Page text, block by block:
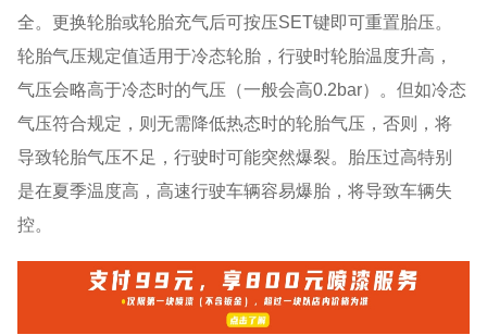
全。更换轮胎或轮胎充气后可按压SET键即可重置胎压。
轮胎气压规定值适用于冷态轮胎，行驶时轮胎温度升高，
气压会略高于冷态时的气压（一般会高0.2bar）。但如冷态
气压符合规定，则无需降低热态时的轮胎气压，否则，将
导致轮胎气压不足，行驶时可能突然爆裂。胎压过高特别
是在夏季温度高，高速行驶车辆容易爆胎，将导致车辆失
控。